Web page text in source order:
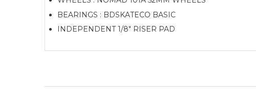
BEARINGS : BDSKATECO BASIC
INDEPENDENT 1/8" RISER PAD